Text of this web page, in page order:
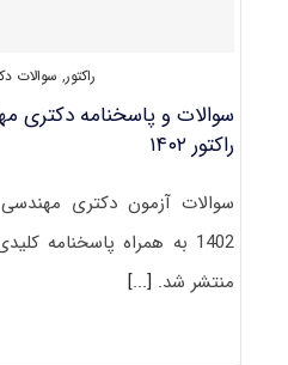
راکتور, سوالات
سوالات و پاسخنامه دکتری
راکتور ۱۴۰۲
سوالات آزمون دکتری
1402 به همراه
منتشر شد. [...]